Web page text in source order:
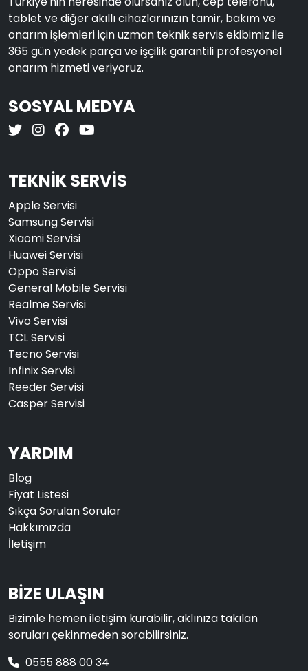
tablet ve diğer akıllı cihazlarınızın tamir, bakım ve
onarım işlemleri için uzman teknik servis ekibimiz ile
365 gün yedek parça ve işçilik garantili profesyonel
onarım hizmeti veriyoruz.
SOSYAL MEDYA
TEKNİK SERVİS
Apple Servisi
Samsung Servisi
Xiaomi Servisi
Huawei Servisi
Oppo Servisi
General Mobile Servisi
Realme Servisi
Vivo Servisi
TCL Servisi
Tecno Servisi
Infinix Servisi
Reeder Servisi
Casper Servisi
YARDIM
Blog
Fiyat Listesi
Sıkça Sorulan Sorular
Hakkımızda
İletişim
BİZE ULAŞIN
Bizimle hemen iletişim kurabilir, aklınıza takılan
soruları çekinmeden sorabilirsiniz.
0555 888 00 34